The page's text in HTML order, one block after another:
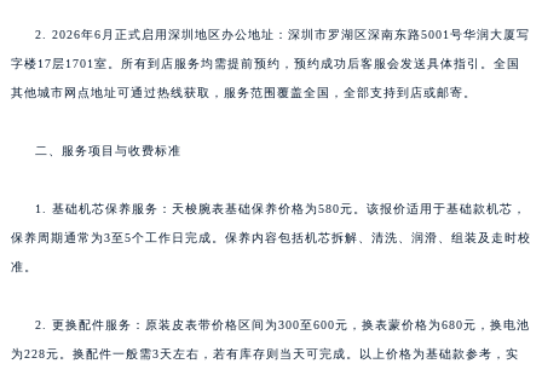
2. 2026年6月正式启用深圳地区办公地址：深圳市罗湖区深南东路5001号华润大厦写
字楼17层1701室。所有到店服务均需提前预约，预约成功后客服会发送具体指引。全国
其他城市网点地址可通过热线获取，服务范围覆盖全国，全部支持到店或邮寄。
二、服务项目与收费标准
1. 基础机芯保养服务：天梭腕表基础保养价格为580元。该报价适用于基础款机芯，
保养周期通常为3至5个工作日完成。保养内容包括机芯拆解、清洗、润滑、组装及走时校
准。
2. 更换配件服务：原装皮表带价格区间为300至600元，换表蒙价格为680元，换电池
为228元。换配件一般需3天左右，若有库存则当天可完成。以上价格为基础款参考，实